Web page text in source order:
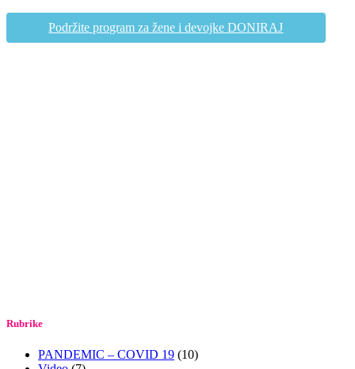
Podržite program za žene i devojke DONIRAJ
Rubrike
PANDEMIC – COVID 19 (10)